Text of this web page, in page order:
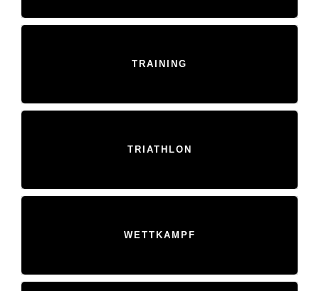
TRAINING
TRIATHLON
WETTKAMPF